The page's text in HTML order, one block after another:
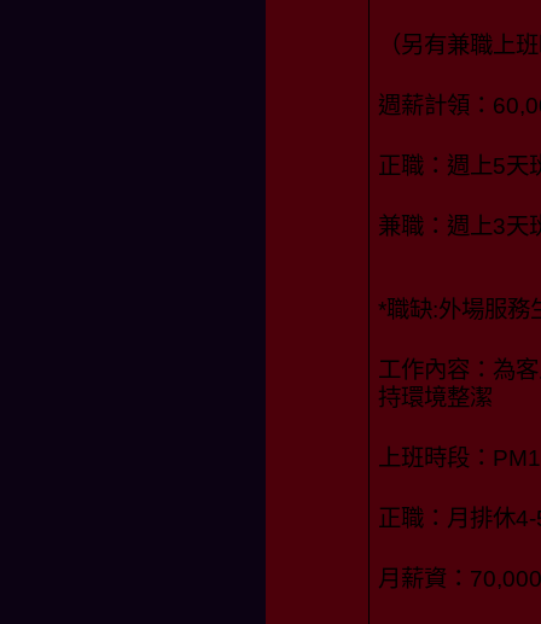
（另有兼職上
週薪計領：
正職：週上5天
兼職：週上3天
*職缺:外場服務
工作內容：為
持環境整潔
上班時段：
正職：月排休
月薪資：